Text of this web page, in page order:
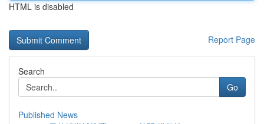
HTML is disabled
Report Page
Search
Go
Published News